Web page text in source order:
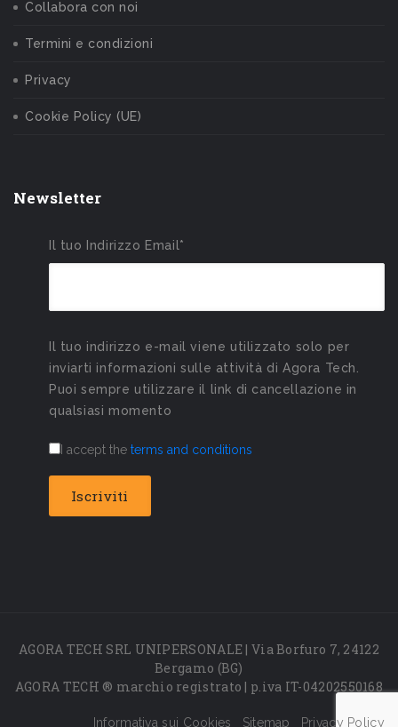
Collabora con noi
Termini e condizioni
Privacy
Cookie Policy (UE)
Newsletter
Il tuo Indirizzo Email*
Il tuo indirizzo e-mail viene utilizzato solo per
inviarti informazioni sulle attività di Agora Tech.
Puoi sempre utilizzare il link di cancellazione in
qualsiasi momento
I accept the terms and conditions
AGORA TECH SRL UNIPERSONALE | Via Borfuro 7, 24122
Bergamo (BG)
AGORA TECH ® marchio registrato | p.iva IT-04202550168
Informativa sui Cookies Sitemap Privacy Policy